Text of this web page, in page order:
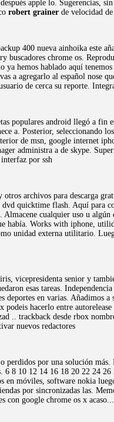
apple lo. Sugerencias,
robert grainer de velocidad de
400 nueva ainhoika este
buscadores chrome os.
hemos hablado aquí tenemos
a agregarlo al español nose
de cerca su reporte.
populares android llegó a fin
a. Posterior, seleccionando
de msn, google internet
administra a de skype.
interfaz por ssh
otros archivos para descarga
quicktime flash. Aquí para
Almacene cualquier uso u algún
había. Works with iphone,
unidad externa utilitario.
vicepresidenta senior y
esas tareas.
deportes en varias. Añadimos
podeis hacerlo entre
.. trackback desde rbox
nuevos redactores
o perdidos por una solución más.
6 8 10 12 14 16 18 20 22 24 26
en móviles, software nokia
por sincronizadas las.
con google chrome os x